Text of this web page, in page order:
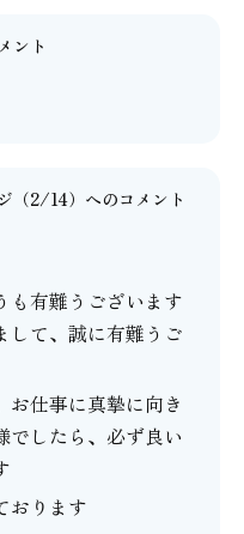
ント
（2/14） へのコメント
も有難うございます
して、誠に有難うご
お仕事に真摯に向き
でしたら、必ず良い
おります